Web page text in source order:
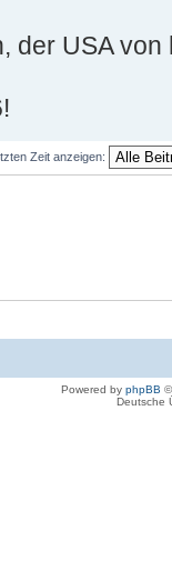
der USA
Zeit anzeigen:
Powered by phpBB
Deutsche